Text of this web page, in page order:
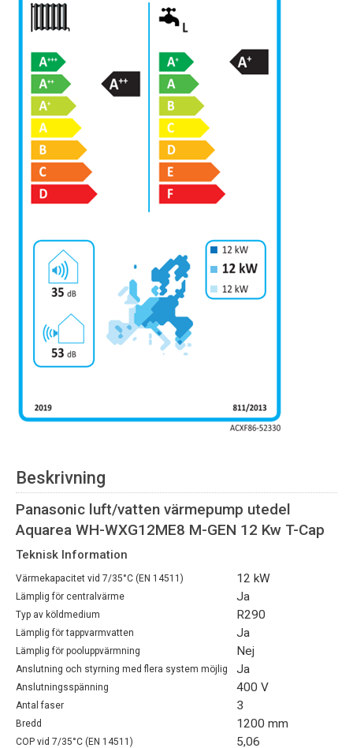
Beskrivning
Panasonic luft/vatten värmepump utedel
Aquarea WH-WXG12ME8 M-GEN 12 Kw T-Cap
Teknisk Information
Värmekapacitet vid 7/35°C (EN 14511) 12 kW
Lämplig för centralvärme Ja
Typ av köldmedium R290
Lämplig för tappvarmvatten Ja
Lämplig för pooluppvärmning Nej
Anslutning och styrning med flera system möjlig Ja
Anslutningsspänning 400 V
Antal faser 3
Bredd 1200 mm
COP vid 7/35°C (EN 14511) 5,06